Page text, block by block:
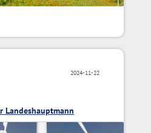
2024-11-22
Landeshauptmann